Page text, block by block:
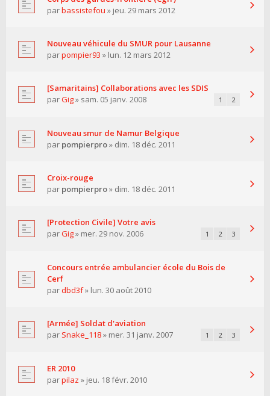
parbassistefou » jeu. 29 mars 2012
Nouveau véhicule du SMUR pour Lausanne
parpompier93 » lun. 12 mars 2012
[Samaritains] Collaborations avec les SDIS
parGig» sam. 05 janv. 2008 1 2
Nouveau smur de Namur Belgique
par pompierpro» dim. 18 déc. 2011
Croix-rouge
par pompierpro» dim. 18 déc. 2011
[Protection Civile] Votre avis
parGig» mer. 29 nov. 2006 1 2 3
Concours entrée ambulancier école du Bois de
Cerf
pardbd3f» lun. 30 août 2010
[Armée] Soldat d'aviation
par Snake_118» mer. 31 janv. 2007 1 2 3
ER 2010
parpilaz » jeu. 18 févr. 2010